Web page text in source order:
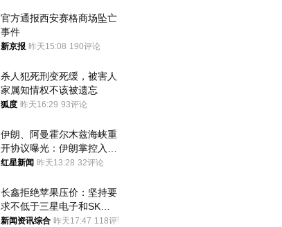
官方通报西安赛格商场坠亡
事件
新京报 昨天15:08 190评论
杀人犯死刑变死缓，被害人
家属知情权不该被遗忘
狐度 昨天16:29 93评论
伊朗、阿曼霍尔木兹海峡重
开协议曝光：伊朗掌控入湾
航道，与阿曼平分“服务费”
红星新闻 昨天13:28 32评论
长鑫拒绝苹果压价：坚持要
求不低于三星电子和SK海
力士
新闻资讯综合 昨天17:47 118评论